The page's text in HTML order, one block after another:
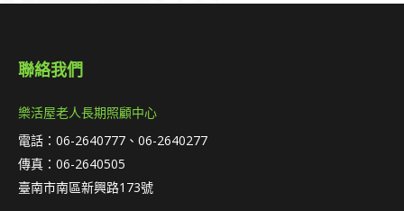
聯絡我們
樂活屋老人長期照顧中心
電話：06-2640777、06-2640277
傳真：06-2640505
臺南市南區新興路173號